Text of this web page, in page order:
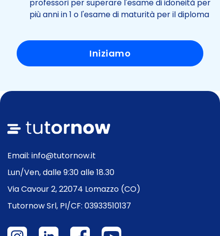
professori per superare l'esame di idoneità per
più anni in 1 o l'esame di maturità per il diploma
Iniziamo
Email: info@tutornow.it
Lun/Ven, dalle 9:30 alle 18.30
Via Cavour 2, 22074 Lomazzo (CO)
Tutornow Srl, PI/CF: 03933510137